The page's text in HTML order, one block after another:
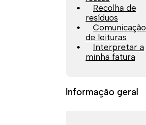
Recolha de
resíduos
Comunicação
de leituras
Interpretar a
minha fatura
Informação geral